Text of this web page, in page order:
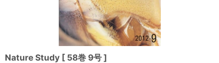
Nature Study [ 58巻 9号 ]